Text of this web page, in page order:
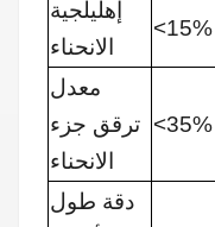
إهليلجية
الانحناء
<15%
معدل
ترقق جزء
الانحناء
<35%
دقة طول